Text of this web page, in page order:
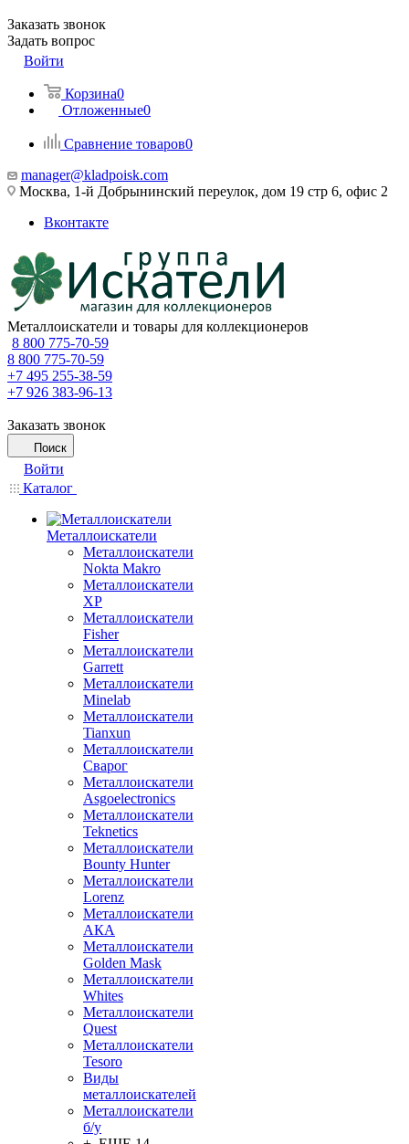
Заказать звонок
Задать вопрос
Войти
Корзина0
Отложенные0
Сравнение товаров0
manager@kladpoisk.com
Москва, 1-й Добрынинский переулок, дом 19 стр 6, офис 2
Вконтакте
Металлоискатели и товары для коллекционеров
8 800 775-70-59
8 800 775-70-59
+7 495 255-38-59
+7 926 383-96-13
Заказать звонок
Поиск
Войти
Каталог
Металлоискатели
Металлоискатели
Nokta Makro
Металлоискатели
XP
Металлоискатели
Fisher
Металлоискатели
Garrett
Металлоискатели
Minelab
Металлоискатели
Tianxun
Металлоискатели
Сварог
Металлоискатели
Asgoelectronics
Металлоискатели
Teknetics
Металлоискатели
Bounty Hunter
Металлоискатели
Lorenz
Металлоискатели
АКА
Металлоискатели
Golden Mask
Металлоискатели
Whites
Металлоискатели
Quest
Металлоискатели
Tesoro
Виды
металлоискателей
Металлоискатели
б/у